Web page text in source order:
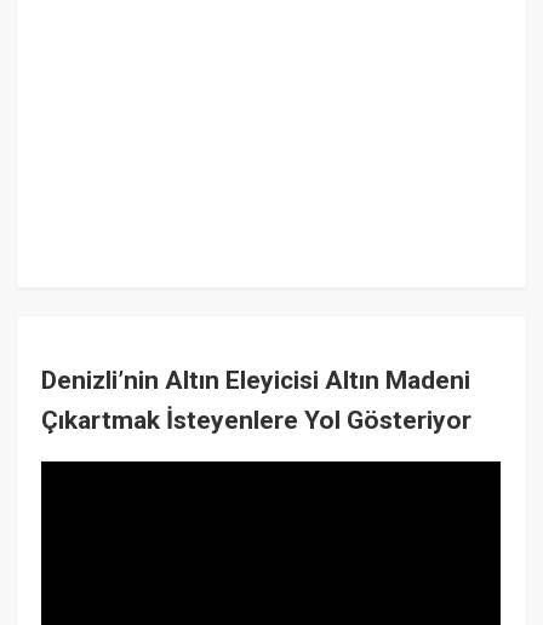
Denizli’nin Altın Eleyicisi Altın Madeni
Çıkartmak İsteyenlere Yol Gösteriyor